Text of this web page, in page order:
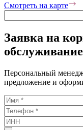
Смотреть на карте
Заявка на
обслуживание
Персональный
предложение и